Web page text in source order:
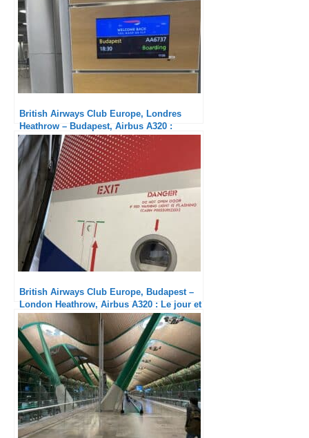
British Airways Club Europe, Londres
Heathrow – Budapest, Airbus A320 :
Service merdique
British Airways Club Europe, Budapest –
London Heathrow, Airbus A320 : Le jour et
la nuit par rapport à l’aller